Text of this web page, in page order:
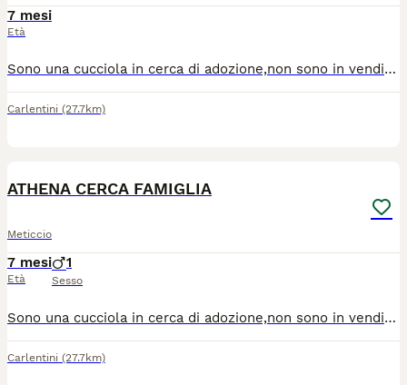
7 mesi
Età
Sono una cucciola in cerca di adozione,non sono in vendita,futura taglia media contenuta. Amo stare in compagnia di persone e ad altri cani. Sono molto simpatico,curioso,allegro e socievole. Mi piace molto correre in spazi aperti e giocare,ho tanto da esplorare e imparare tante cose a me nuove. Cerco una famiglia che mi dia tante coccole e mi accolga con tanto amore che sia per sempre! Cerca casa in contesto sicuro è adatto alle sue esigenze-Adozione consapevole con disponibilità a visite pre-affido, iter sanitario completo.
Carlentini (27.7km)
ATHENA CERCA FAMIGLIA
Meticcio
7 mesi
Età
1
Sesso
Sono una cucciola in cerca di adozione,non sono in vendita,futura taglia media contenuta. Amo stare in compagnia di persone e ad altri cani. Sono molto simpatico,curioso,allegro e socievole. Mi piace molto correre in spazi aperti e giocare,ho tanto da esplorare e imparare tante cose a me nuove. Cerco una famiglia che mi dia tante coccole e mi accolga con tanto amore che sia per sempre! Cerca casa in contesto sicuro è adatto alle sue esigenze-Adozione consapevole con disponibilità a visite pre-affido,iter sanitario completo.
Carlentini (27.7km)